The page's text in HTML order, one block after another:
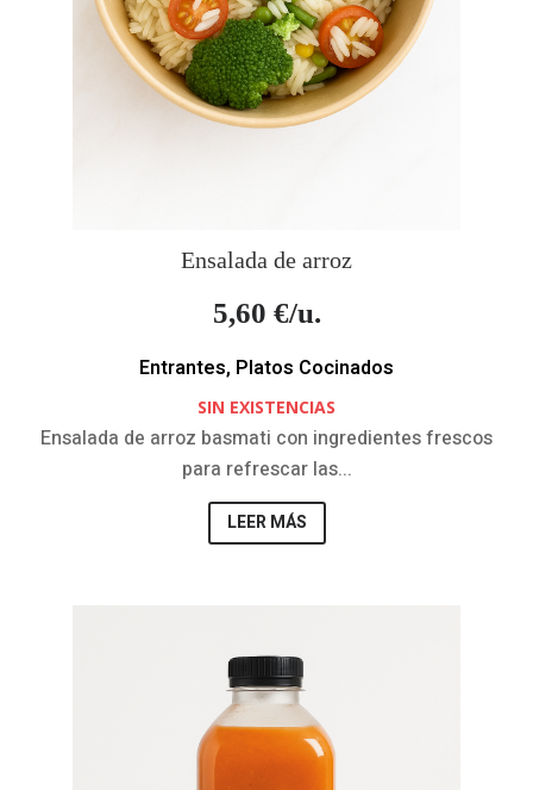
Ensalada de arroz
5,60 €/u.
Entrantes, Platos Cocinados
SIN EXISTENCIAS
Ensalada de arroz basmati con ingredientes frescos
para refrescar las...
LEER MÁS